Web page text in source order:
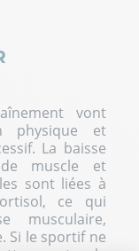
vont
physique et
La baisse
muscle et
sont liées à
ce qui
musculaire,
Si le sportif ne